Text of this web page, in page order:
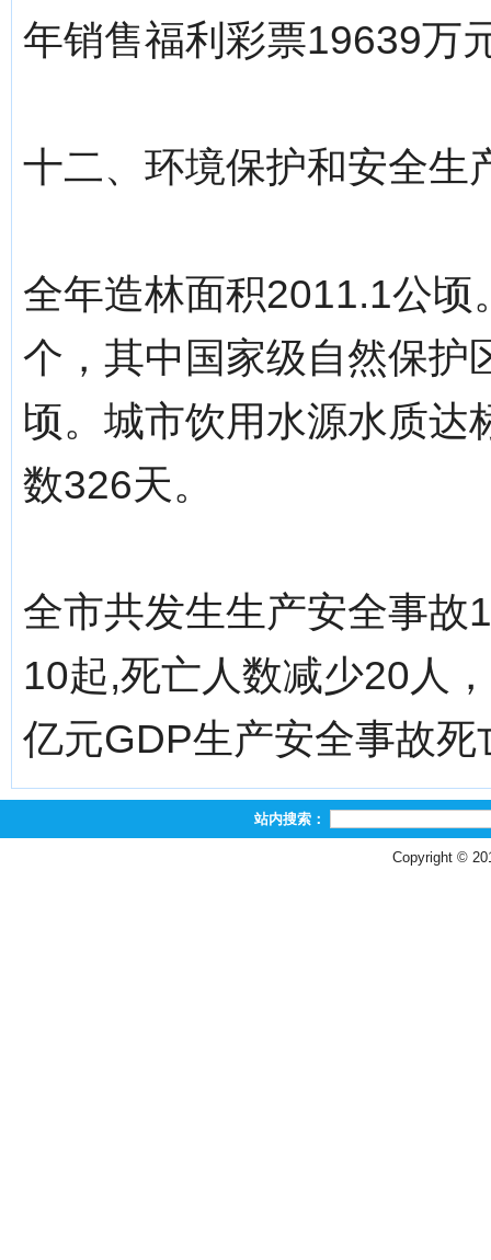
年销售福利彩票19639万
十二、环境保护和安全生
全年造林面积2011.1公
个，其中国家级自然保护
顷。城市饮用水源水质达
数326天。
全市共发生生产安全事故
10起,死亡人数减少20人
亿元GDP生产安全事故
站内搜索：
Copyright ©